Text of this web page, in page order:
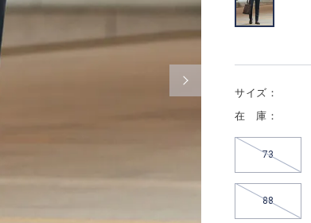
サイズ：
在 庫：
73
88